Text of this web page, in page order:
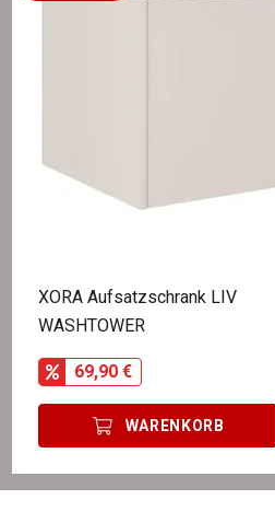
XORA Aufsatzschrank LIV
WASHTOWER
69,90 €
WARENKORB